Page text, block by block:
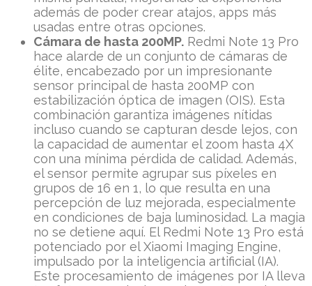
además de poder crear atajos, apps más
usadas entre otras opciones.
Cámara de hasta 200MP. Redmi Note 13 Pro
hace alarde de un conjunto de cámaras de
élite, encabezado por un impresionante
sensor principal de hasta 200MP con
estabilización óptica de imagen (OIS). Esta
combinación garantiza imágenes nítidas
incluso cuando se capturan desde lejos, con
la capacidad de aumentar el zoom hasta 4X
con una mínima pérdida de calidad. Además,
el sensor permite agrupar sus píxeles en
grupos de 16 en 1, lo que resulta en una
percepción de luz mejorada, especialmente
en condiciones de baja luminosidad. La magia
no se detiene aquí. El Redmi Note 13 Pro está
potenciado por el Xiaomi Imaging Engine,
impulsado por la inteligencia artificial (IA).
Este procesamiento de imágenes por IA lleva